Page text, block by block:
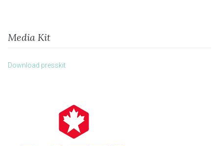
Media Kit
Download presskit